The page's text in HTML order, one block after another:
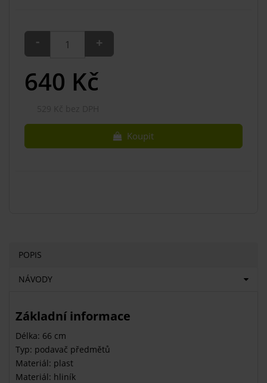
- +
640 Kč
Koupit
POPIS
NÁVODY
Základní informace
Délka: 66 cm
Typ: podavač předmětů
Materiál: plast
Materiál: hliník